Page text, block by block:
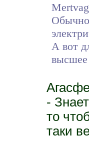
Обычно
А вот
высшее
-
то
таки